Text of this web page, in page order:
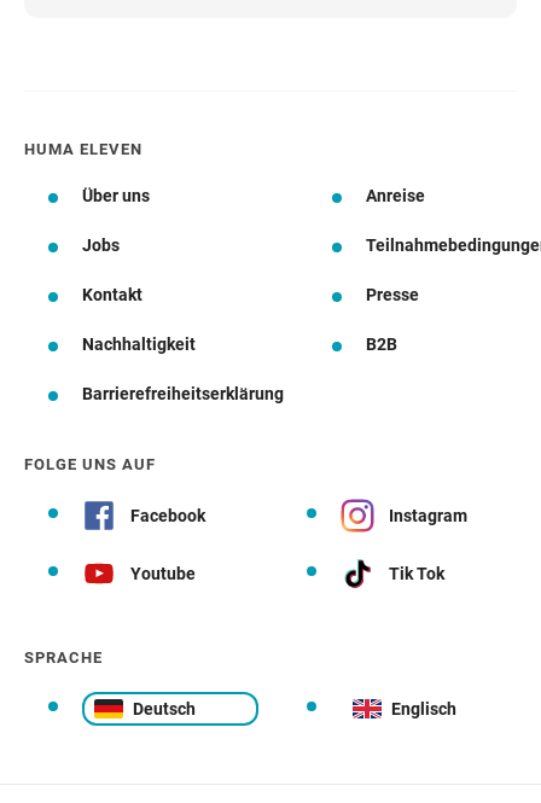
HUMA ELEVEN
Über uns Anreise
Jobs
Kontakt Presse
Nachhaltigkeit B2B
Barrierefreiheitserklärung
FOLGE UNS AUF
Facebook Instagram
Youtube Tik Tok
SPRACHE
Deutsch Englisch